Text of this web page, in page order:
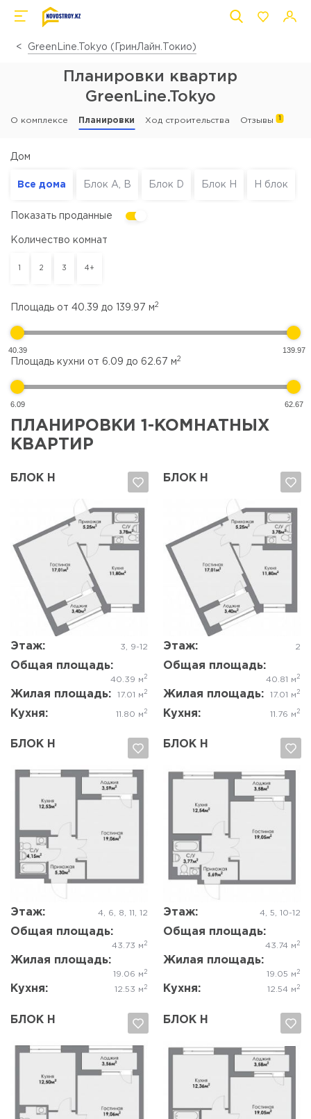
GreenLine.Tokyo (ГринЛайн.Токио)
Планировки квартир
GreenLine.Tokyo
О комплексе Планировки Ход строительства Отзывы 1
Дом
Все дома Блок A, B Блок D Блок Н Н блок
Показать проданные
Количество комнат
1 2 3 4+
Площадь от 40.39 до 139.97 м2
40.39
139.97
Площадь кухни от 6.09 до 62.67 м 2
6.09 62.67
ПЛАНИРОВКИ 1-КОМНАТНЫХ
КВАРТИР
БЛОК Н
Этаж: 3, 9-12
Общая площадь:
40.39 м 2
Жилая площадь: 17.01 м 2
Кухня: 11.80 м 2
Да, удалить Отмена
БЛОК Н
Этаж: 2
Общая площадь:
40.81 м 2
Жилая площадь: 17.01 м 2
Кухня: 11.76 м 2
Да, удалить Отмена
БЛОК Н
Этаж: 4, 6, 8, 11, 12
Общая площадь:
43.73 м 2
Жилая площадь:
19.06 м 2
Кухня: 12.53 м 2
Да, удалить
БЛОК Н
Этаж: 4, 5, 10-12
Общая площадь:
43.74 м 2
Жилая площадь:
19.05 м 2
Кухня: 12.54 м 2
Да, удалить
БЛОК Н БЛОК Н